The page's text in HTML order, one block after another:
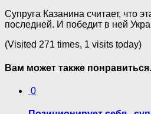
Супруга Казанина считает, что
последней. И победит в ней
(Visited 271 times, 1 visits today)
Вам может также
0